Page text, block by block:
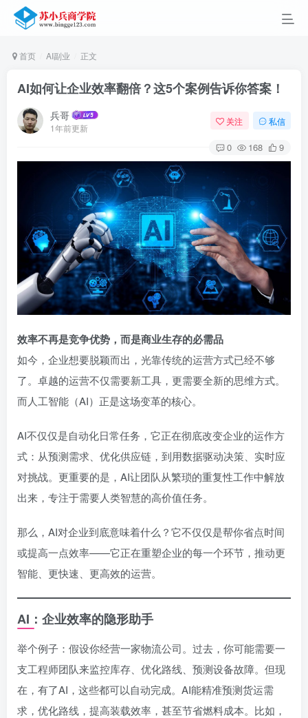
首页 AI副业 正文
AI如何让企业效率翻倍？这5个案例告诉你答案！
兵哥
1年前更新
关注 私信
0 168 9
效率不再是竞争优势，而是商业生存的必需品
如今，企业想要脱颖而出，光靠传统的运营方式已经不够
了。卓越的运营不仅需要新工具，更需要全新的思维方式。
而人工智能（AI）正是这场变革的核心。
AI不仅仅是自动化日常任务，它正在彻底改变企业的运作方
式：从预测需求、优化供应链，到用数据驱动决策、实时应
对挑战。更重要的是，AI让团队从繁琐的重复性工作中解放
出来，专注于需要人类智慧的高价值任务。
那么，AI对企业到底意味着什么？它不仅仅是帮你省点时间
或提高一点效率——它正在重塑企业的每一个环节，推动更
智能、更快速、更高效的运营。
AI：企业效率的隐形助手
举个例子：假设你经营一家物流公司。过去，你可能需要一
支工程师团队来监控库存、优化路线、预测设备故障。但现
在，有了AI，这些都可以自动完成。AI能精准预测货运需
求，优化路线，提高装载效率，甚至节省燃料成本。比如，